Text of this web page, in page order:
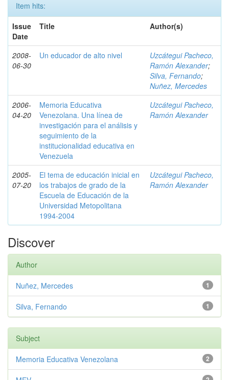
Item hits:
Issue
Date
Title Author(s)
2008-
06-30
Un educador de alto nivel
Uzcátegui Pacheco,
Ramón Alexander;
Silva, Fernando;
Nuñez, Mercedes
2006-
04-20
Memoria Educativa
Venezolana. Una línea de
investigación para el análisis y
seguimiento de la
institucionalidad educativa en
Venezuela
Uzcátegui Pacheco,
Ramón Alexander
2005-
07-20
El tema de educación inicial en
los trabajos de grado de la
Escuela de Educación de la
Universidad Metopolitana
1994-2004
Uzcátegui Pacheco,
Ramón Alexander
Discover
Author
1
Nuñez, Mercedes
1
Silva, Fernando
Subject
2
Memoria Educativa Venezolana